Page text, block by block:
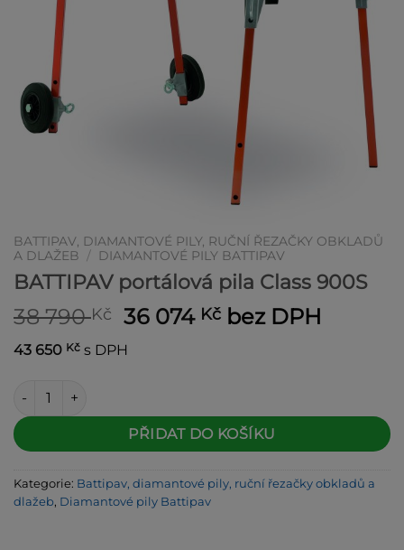
BATTIPAV, DIAMANTOVÉ PILY, RUČNÍ ŘEZAČKY OBKLADŮ
A DLAŽEB
/ DIAMANTOVÉ PILY BATTIPAV
BATTIPAV portálová pila Class 900S
38 790Kč
Původní
byla:
36 074 KčAktuální
bez DPH
43 650 Kč s DPH
BATTIPAV portálová pila Class 900S množství
PŘIDAT DO KOŠÍKU
Alternative:
Kategorie: Battipav, diamantové pily, ruční řezačky obkladů a
dlažeb, Diamantové pily Battipav